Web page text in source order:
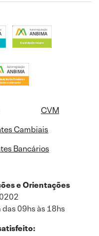
CVM
Cambiais
Bancários
e Orientações
09hs às 18hs